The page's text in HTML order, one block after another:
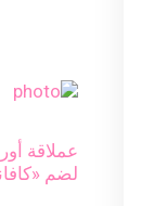
عملاقة
لضم